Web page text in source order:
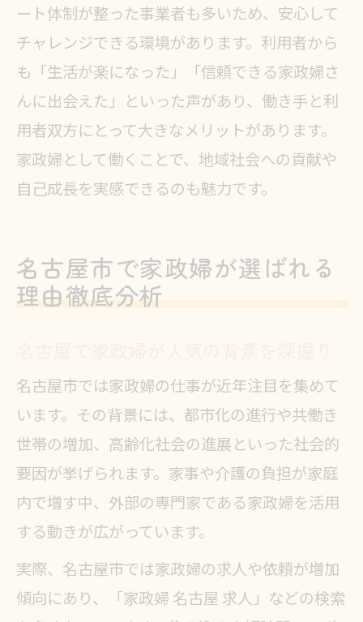
ート体制が整った事業者も多いため、安心して
チャレンジできる環境があります。利用者から
も「生活が楽になった」「信頼できる家政婦さ
んに出会えた」といった声があり、働き手と利
用者双方にとって大きなメリットがあります。
家政婦として働くことで、地域社会への貢献や
自己成長を実感できるのも魅力です。
名古屋市で家政婦が選ばれる
理由徹底分析
名古屋市では家政婦の仕事が近年注目を集めて
います。その背景には、都市化の進行や共働き
世帯の増加、高齢化社会の進展といった社会的
要因が挙げられます。家事や介護の負担が家庭
内で増す中、外部の専門家である家政婦を活用
する動きが広がっています。
実際、名古屋市では家政婦の求人や依頼が増加
傾向にあり、「家政婦 名古屋 求人」などの検索